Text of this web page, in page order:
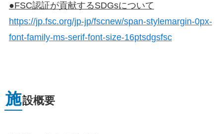
●FSC認証が貢献するSDGsについて
https://jp.fsc.org/jp-jp/fscnew/span-stylemargin-0px-
font-family-ms-serif-font-size-16ptsdgsfsc
施設概要